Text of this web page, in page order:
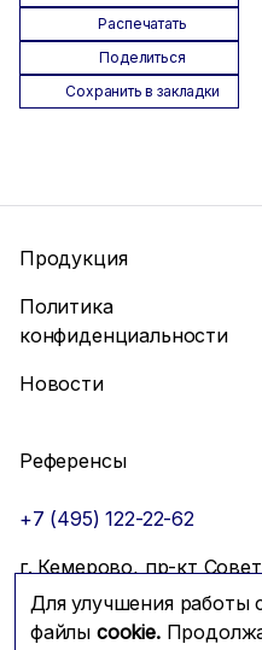
Распечатать
Поделиться
Сохранить в закладки
Для улучшения работы
файлы cookie.
Продукция
Политика
конфиденциальности
Новости
Референсы
+7 (495) 122-22-62
г. Кемерово, пр-кт
info@mfmc.ru